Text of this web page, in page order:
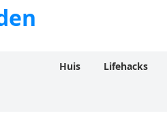
Huis Lifehacks